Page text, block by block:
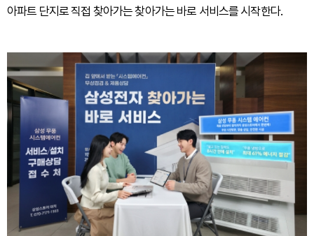
아파트 단지로 직접 찾아가는 찾아가는 바로 서비스를 시작한다.